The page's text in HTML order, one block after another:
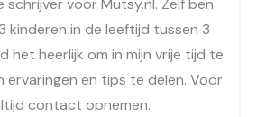
schrijver voor Mutsy.nl. Zelf ben
kinderen in de leeftijd tussen 3
het heerlijk om in mijn vrije tijd te
ervaringen en tips te delen. Voor
contact opnemen.